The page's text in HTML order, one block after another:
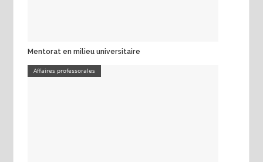
Mentorat en milieu universitaire
Affaires professorales